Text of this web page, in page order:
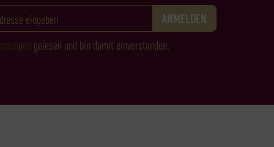
gelesen und bin damit einverstanden.